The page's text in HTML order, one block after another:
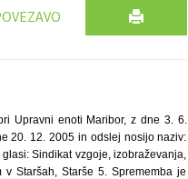
Upravni enoti Maribor, z dne 3. 6.
20. 12. 2005 in odslej nosijo naziv:
Sindikat vzgoje, izobraževanja,
Staršah, Starše 5. Sprememba je